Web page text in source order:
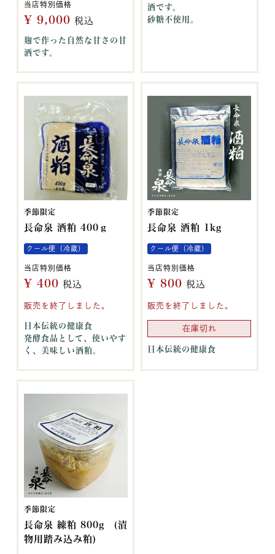
当店特別価格
¥ 9,000 税込
麹で作った自然な甘さの甘
酒です。
酒です。
砂糖不使用。
季節限定
長命泉 酒粕 400ｇ
クール便（冷蔵）
当店特別価格
¥ 400 税込
販売を終了しました。
日本伝統の健康食
発酵食品として、使いやす
く、美味しい酒粕。
季節限定
長命泉 酒粕 1kg
クール便（冷蔵）
当店特別価格
¥ 800 税込
販売を終了しました。
在庫切れ
日本伝統の健康食
季節限定
長命泉 練粕 800g (漬
物用踏み込み粕)